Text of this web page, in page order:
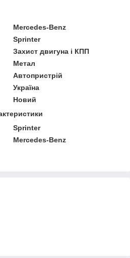
Mercedes-Benz
Sprinter
Захист двигуна і КПП
Метал
Автопристрій
Україна
Новий
Sprinter
Mercedes-Benz